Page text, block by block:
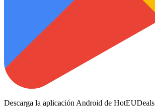
Descarga la aplicación Android de HotEUDeals